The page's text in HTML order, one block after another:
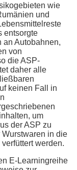
wie
und
entsorgte
Autobahnen,
von
die ASP-
daher alle
keinen Fall in
um
der ASP zu
in die
werden.
E-Learningreihe